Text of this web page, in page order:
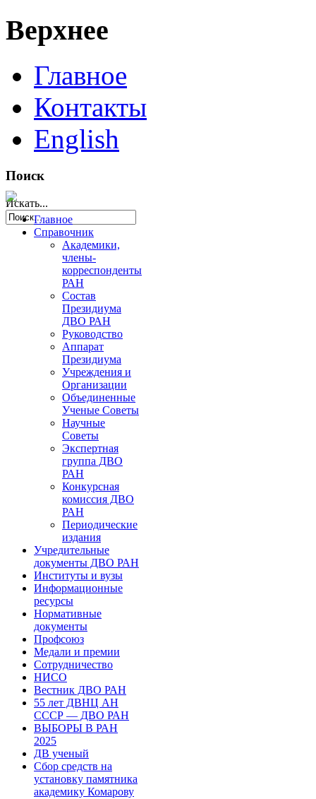
Верхнее
Главное
Контакты
English
Поиск
Искать...
Главное
Справочник
Академики,
члены-
корреспонденты
РАН
Состав
Президиума
ДВО РАН
Руководство
Аппарат
Президиума
Учреждения и
Организации
Объединенные
Ученые Советы
Научные
Советы
Экспертная
группа ДВО
РАН
Конкурсная
комиссия ДВО
РАН
Периодические
издания
Учредительные
документы ДВО РАН
Институты и вузы
Информационные
ресурсы
Нормативные
документы
Профсоюз
Медали и премии
Сотрудничество
НИСО
Вестник ДВО РАН
55 лет ДВНЦ АН
СССР — ДВО РАН
ВЫБОРЫ В РАН
2025
ДВ ученый
Сбор средств на
установку памятника
академику Комарову